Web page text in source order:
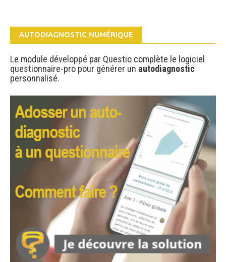
AUTODIAGNOSTIC NUMÉRIQUE
Le module développé par Questio complète le logiciel
questionnaire-pro pour générer un autodiagnostic
personnalisé.